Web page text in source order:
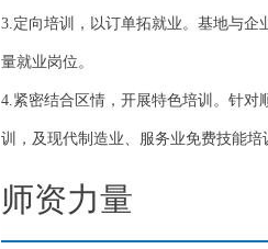
3.定向培训，以订单拓就业。基地与企
量就业岗位。
4.紧密结合区情，开展特色培训。针对
训，及现代制造业、服务业免费技能培
师资力量